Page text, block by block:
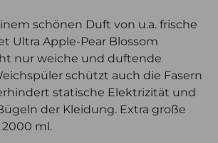
schönen Duft von u.a. frische
Ultra Apple-Pear Blossom
nur weiche und duftende
schützt auch die Fasern
statische Elektrizität und
der Kleidung. Extra große
2000 ml.